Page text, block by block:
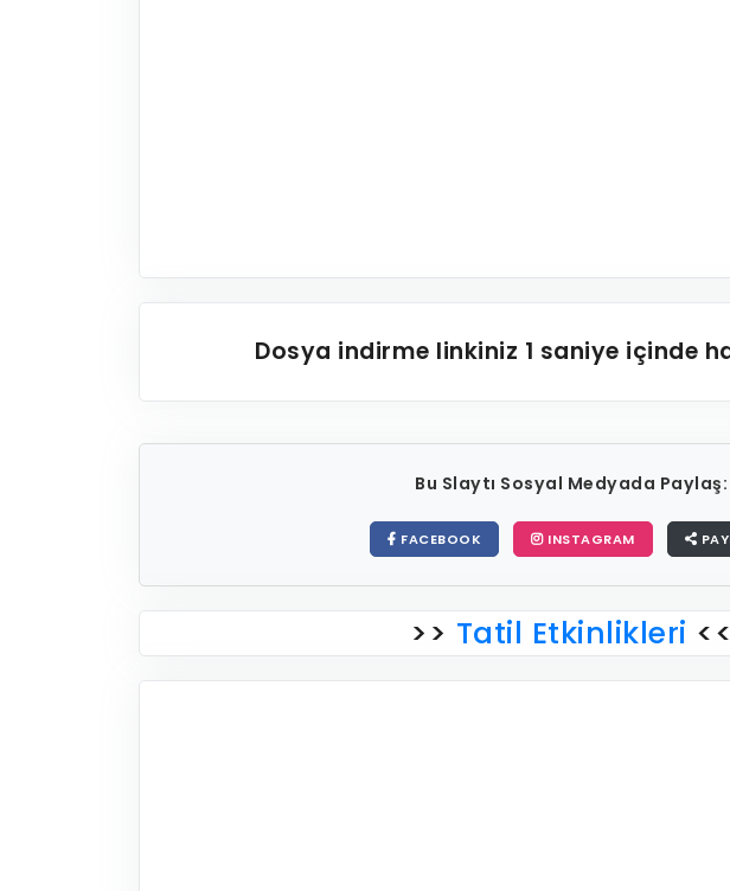
Dosya indirme linkiniz 1 saniye içinde
Bu Slaytı Sosyal Medyada Paylaş:
FACEBOOK INSTAGRAM
>> Tatil Etkinlikleri <<